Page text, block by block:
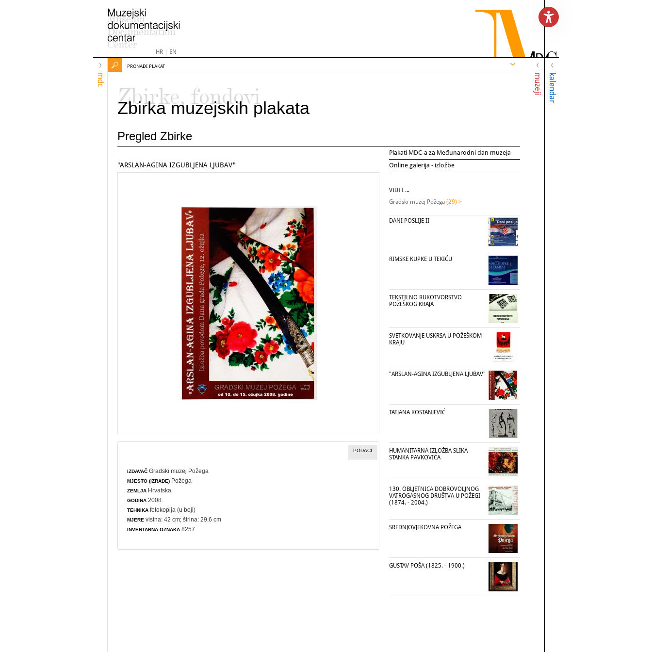
HR| EN
mdc muzeji kalendar
PRONAĐI PLAKAT
Zbirke, fondovi
Zbirka muzejskih plakata
Pregled Zbirke
Plakati MDC-a za Međunarodni dan muzeja
Online galerija - izložbe
"ARSLAN-AGINA IZGUBLJENA LJUBAV"
PODACI
IZDAVAČ Gradski muzej Požega
MJESTO (IZRADE) Požega
ZEMLJA Hrvatska
GODINA 2008.
TEHNIKA fotokopija (u boji)
MJERE visina: 42 cm; širina: 29,6 cm
INVENTARNA OZNAKA 8257
VIDI I ...
Gradski muzej Požega (29) >
DANI POSLIJE II
RIMSKE KUPKE U TEKIĆU
TEKSTILNO RUKOTVORSTVO
POŽEŠKOG KRAJA
SVETKOVANJE USKRSA U POŽEŠKOM
KRAJU
"ARSLAN-AGINA IZGUBLJENA LJUBAV"
TATJANA KOSTANJEVIĆ
HUMANITARNA IZLOŽBA SLIKA
STANKA PAVKOVIĆA
130. OBLJETNICA DOBROVOLJNOG
VATROGASNOG DRUŠTVA U POŽEGI
(1874. - 2004.)
SREDNJOVJEKOVNA POŽEGA
GUSTAV POŠA (1825. - 1900.)